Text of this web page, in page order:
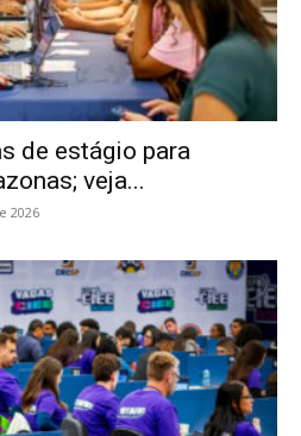
de estágio para
veja...
2026